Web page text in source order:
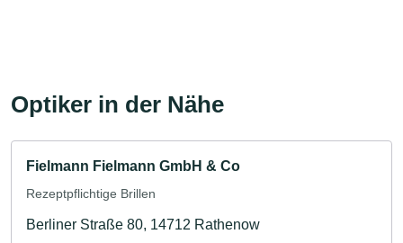
Optiker in der Nähe
Fielmann Fielmann GmbH & Co
Rezeptpflichtige Brillen
Berliner Straße 80, 14712 Rathenow